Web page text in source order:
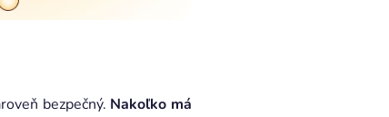
bezpečný. Nakoľko má